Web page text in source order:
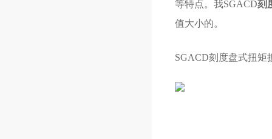
等特点。我SGACD刻
值大小的。
SGACD刻度盘式扭矩